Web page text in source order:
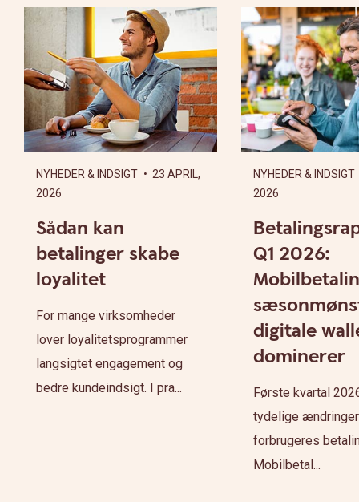
NYHEDER & INDSIGT • 23 APRIL,
2026
Sådan kan
betalinger skabe
loyalitet
For mange virksomheder
lover loyalitetsprogrammer
langsigtet engagement og
bedre kundeindsigt. I pra...
NYHEDER & INDSIGT
2026
Q1 2026:
digitale
dominerer
Første kvartal
tydelige
forbrugeres
Mobilbetal...